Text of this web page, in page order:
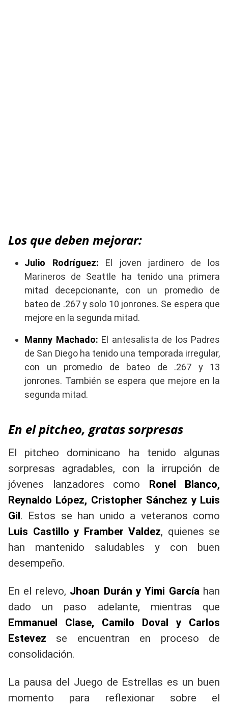
Los que deben mejorar:
Julio Rodríguez: El joven jardinero de los
Marineros de Seattle ha tenido una primera
mitad decepcionante, con un promedio de
bateo de .267 y solo 10 jonrones. Se espera que
mejore en la segunda mitad.
Manny Machado: El antesalista de los Padres
de San Diego ha tenido una temporada irregular,
con un promedio de bateo de .267 y 13
jonrones. También se espera que mejore en la
segunda mitad.
En el pitcheo, gratas sorpresas
El pitcheo dominicano ha tenido algunas
sorpresas agradables, con la irrupción de
jóvenes lanzadores como Ronel Blanco,
Reynaldo López, Cristopher Sánchez y Luis
Gil. Estos se han unido a veteranos como
Luis Castillo y Framber Valdez, quienes se
han mantenido saludables y con buen
desempeño.
En el relevo, Jhoan Durán y Yimi Garcíahan
dado un paso adelante, mientras que
Emmanuel Clase, Camilo Doval y Carlos
Estevez se encuentran en proceso de
consolidación.
La pausa del Juego de Estrellas es un buen
momento para reflexionar sobre el